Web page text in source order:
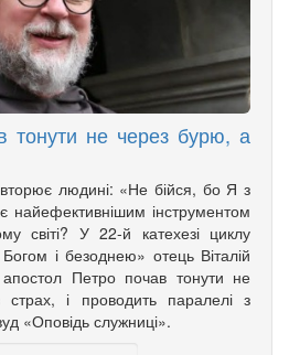
тонути не через бурю, а
людині: «Не бійся, бо Я з
найефективнішим інструментом
світі? У 22-й катехезі циклу
і безоднею» отець Віталій
Петро почав тонути не
і проводить паралелі з
«Оповідь служниці».